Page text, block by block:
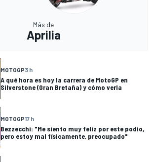
Más de
Aprilia
MOTOGP3 h
A qué hora es hoy la carrera de MotoGP en
Silverstone (Gran Bretaña) y cómo verla
MOTOGP17 h
Bezzecchi: "Me siento muy feliz por este podio,
pero estoy mal físicamente, preocupado"